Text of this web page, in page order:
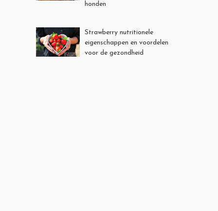
honden
Strawberry nutritionele
eigenschappen en voordelen
voor de gezondheid